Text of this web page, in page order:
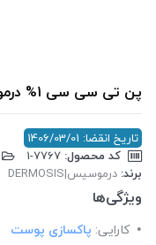
پن تی سی سی 1% درموسیس
تاریخ انقضا: 1406/03/01
کد محصول:
برند: درموسیس|DERMOSIS
ویژگی‌ها
کارایی: پاکسازی پوست